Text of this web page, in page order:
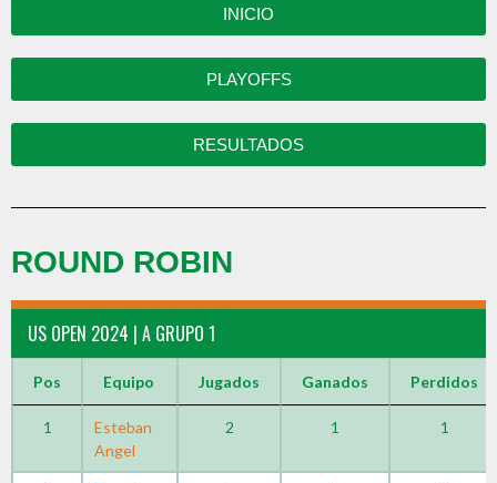
INICIO
PLAYOFFS
RESULTADOS
ROUND ROBIN
US OPEN 2024 | A GRUPO 1
Pos Equipo Jugados Ganados Perdidos
1
Esteban
Angel
2 1 1